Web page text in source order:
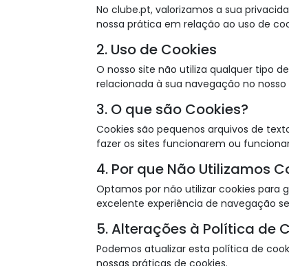
No clube.pt, valorizamos a sua
nossa prática em relação ao uso de
2. Uso de Cookies
O nosso site não utiliza qualquer tipo
relacionada à sua navegação no nosso
3. O que são Cookies?
Cookies são pequenos arquivos de
fazer os sites funcionarem ou
4. Por que Não Utilizamos
Optamos por não utilizar cookies para
excelente experiência de navegação
5. Alterações à Política de
Podemos atualizar esta política de
nossas práticas de cookies.